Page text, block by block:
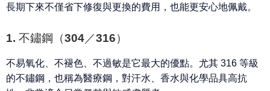
長期下來不僅省下修復與更換的費用，也能更安心地佩戴。
1. 不鏽鋼（304／316）
不易氧化、不褪色、不過敏是它最大的優點。尤其 316 等級
的不鏽鋼，也稱為醫療鋼， 對汗水、香水與化學品具高抗